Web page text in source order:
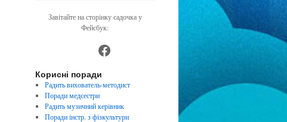
Завітайте на сторінку садочка у
Фейсбук:
https://www.facebook.com/
Корисні поради
Радить вихователь-методист
Поради медсестри
Радить музичний керівник
Поради інстр. з фізкультури